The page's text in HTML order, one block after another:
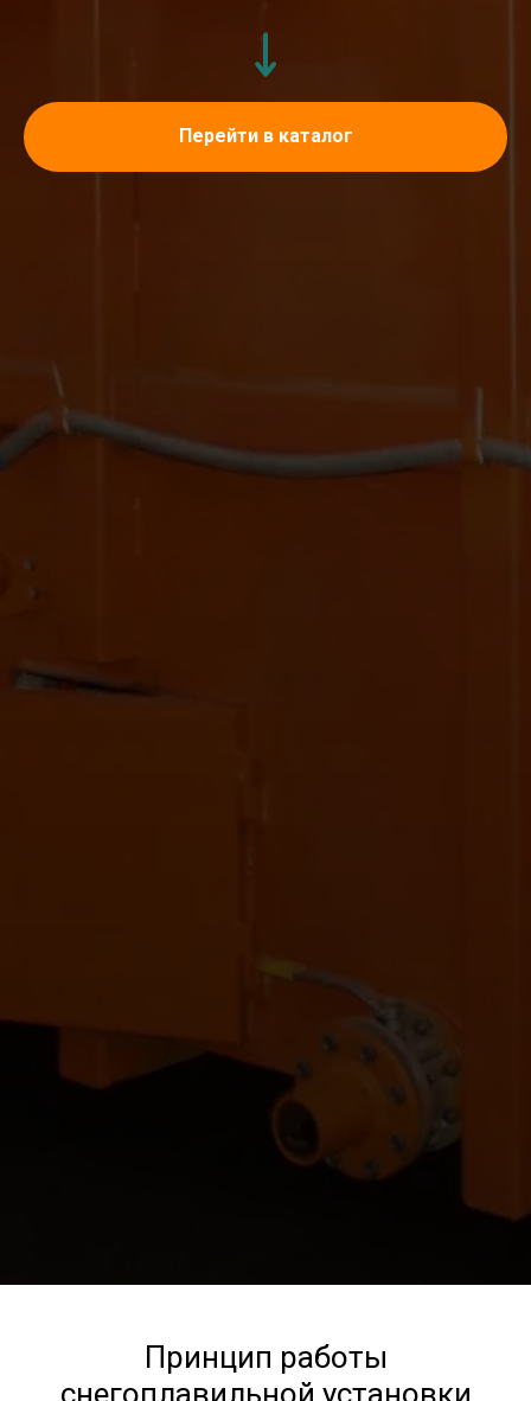
Перейти в каталог
Принцип работы
снегоплавильной установки